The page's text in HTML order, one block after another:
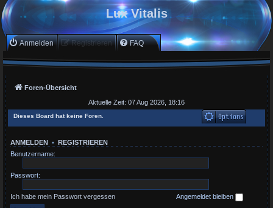
Lux Vitalis
Anmelden Registrieren FAQ
Foren-Übersicht
Aktuelle Zeit: 07 Aug 2026, 18:16
Dieses Board hat keine Foren.
ANMELDEN • REGISTRIEREN
Benutzername:
Passwort:
Ich habe mein Passwort vergessen Angemeldet bleiben